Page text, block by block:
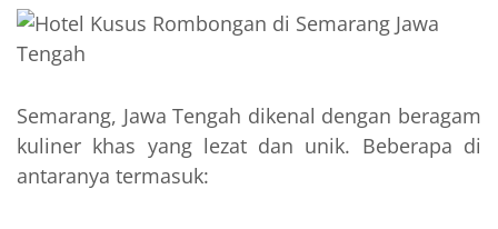
Semarang, Jawa Tengah dikenal dengan beragam
kuliner khas yang lezat dan unik. Beberapa di
antaranya termasuk: